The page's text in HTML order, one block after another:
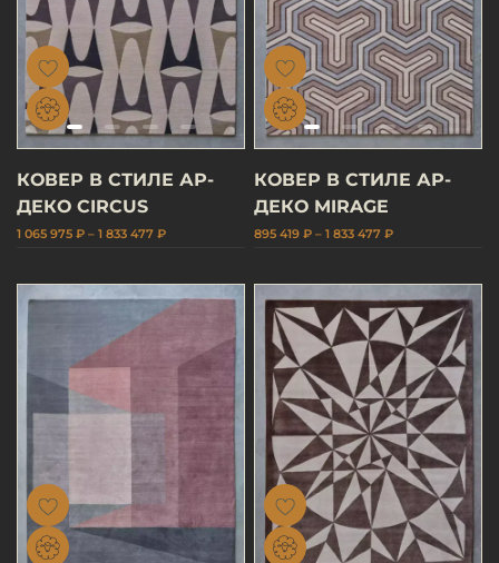
КОВЕР В СТИЛЕ АР-
ДЕКО CIRCUS
1 065 975 ₽ – 1 833 477 ₽
КОВЕР В СТИЛЕ АР-
ДЕКО MIRAGE
895 419 ₽ – 1 833 477 ₽